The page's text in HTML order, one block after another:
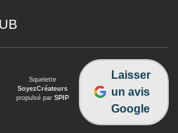
Squelette
SoyezCréateurs
propulsé par SPIP
Laisser
un avis
Google